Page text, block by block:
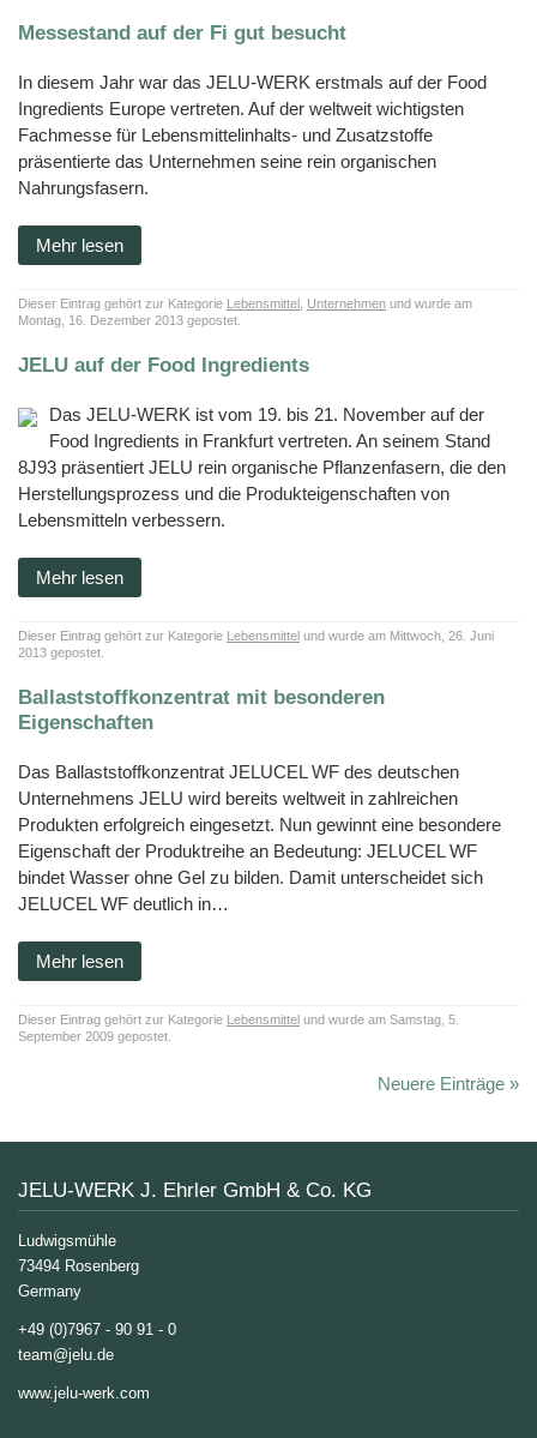
Messestand auf der Fi gut besucht
In diesem Jahr war das JELU-WERK erstmals auf der Food
Ingredients Europe vertreten. Auf der weltweit wichtigsten
Fachmesse für Lebensmittelinhalts- und Zusatzstoffe
präsentierte das Unternehmen seine rein organischen
Nahrungsfasern.
Mehr lesen
Dieser Eintrag gehört zur Kategorie Lebensmittel Unternehmen und wurde am
Montag, 16. Dezember 2013 gepostet.
JELU auf der Food Ingredients
Das JELU-WERK ist vom 19. bis 21. November auf der
Food Ingredients in Frankfurt vertreten. An seinem Stand
8J93 präsentiert JELU rein organische Pflanzenfasern, die den
Herstellungsprozess und die Produkteigenschaften von
Lebensmitteln verbessern.
Mehr lesen
Dieser Eintrag gehört zur Kategorie Lebensmittel und wurde am Mittwoch, 26. Juni
2013 gepostet.
Ballaststoffkonzentrat mit besonderen
Eigenschaften
Das Ballaststoffkonzentrat JELUCEL WF des deutschen
Unternehmens JELU wird bereits weltweit in zahlreichen
Produkten erfolgreich eingesetzt. Nun gewinnt eine besondere
Eigenschaft der Produktreihe an Bedeutung: JELUCEL WF
bindet Wasser ohne Gel zu bilden. Damit unterscheidet sich
JELUCEL WF deutlich in…
Mehr lesen
Dieser Eintrag gehört zur Kategorie Lebensmittel und wurde am Samstag, 5.
September 2009 gepostet.
Neuere Einträge »
JELU-WERK J. Ehrler GmbH & Co. KG
Ludwigsmühle
73494 Rosenberg
Germany
+49 (0)7967 - 90 91 - 0
team@jelu.de
www.jelu-werk.com